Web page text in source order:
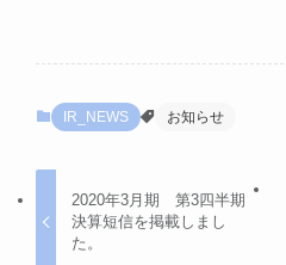
IR_NEWS お知らせ
2020年3月期 第3四半期
決算短信を掲載しまし
た。